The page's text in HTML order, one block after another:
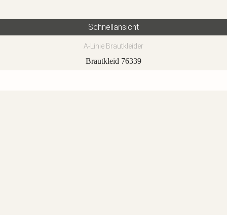
Schnellansicht
A-Linie Brautkleider
Brautkleid 76339